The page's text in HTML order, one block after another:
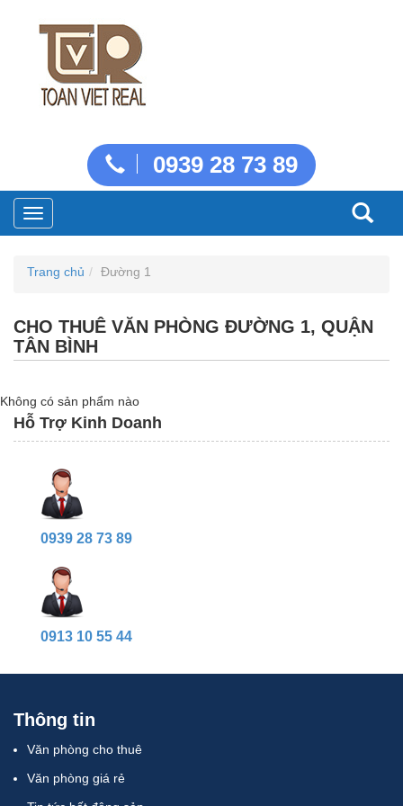
0939 28 73 89
Toggle
navigation
Trang chủ Đường 1
CHO THUÊ VĂN PHÒNG ĐƯỜNG 1, QUẬN
TÂN BÌNH
Không có sản phẩm nào
Hỗ Trợ Kinh Doanh
0939 28 73 89
0913 10 55 44
Thông tin
Văn phòng cho thuê
Văn phòng giá rẻ